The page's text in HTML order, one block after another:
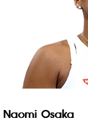
Naomi Osaka